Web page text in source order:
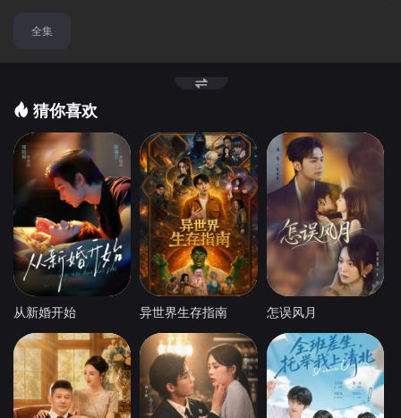
全集
猜你喜欢
从新婚开始 异世界生存指南 怎误风月